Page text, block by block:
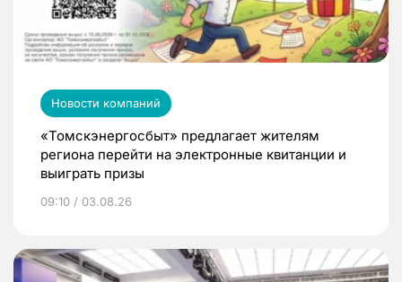
Новости компаний
«Томскэнергосбыт» предлагает жителям
региона перейти на электронные квитанции и
выиграть призы
09:10 / 03.08.26